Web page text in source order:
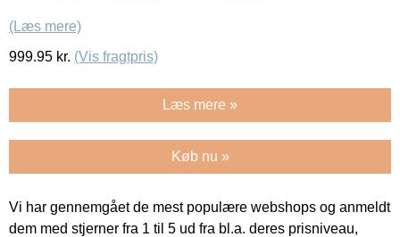
(Læs mere)
999.95 kr. (Vis fragtpris)
Læs mere »
Køb nu »
Vi har gennemgået de mest populære webshops og anmeldt
dem med stjerner fra 1 til 5 ud fra bl.a. deres prisniveau,